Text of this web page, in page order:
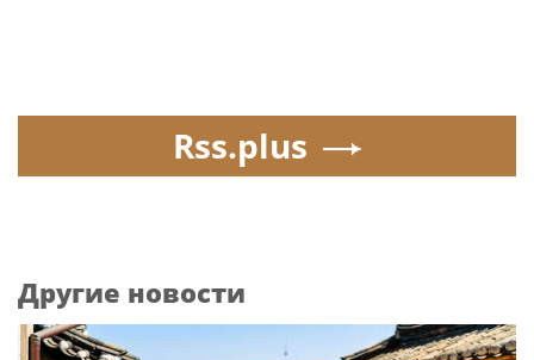
Rss.plus
Другие новости